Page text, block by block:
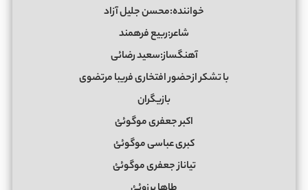
خواننده:محسن جلیل آزاد
شاعر:ربیع فرهمند
آهنگساز:سعید رضائی
با تشکر ازحضور افتخاری فریبا مرتضوی
بازیگران
اکبر جعفری موگوئئ
کبری عباسی موگوئئ
تیاناز جعفری موگوئئ